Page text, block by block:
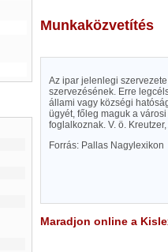
Munkaközvetítés
Az ipar jelenlegi
szervezésének. Erre
állami vagy községi
ügyét, főleg maguk a
foglalkoznak. V. ö.
Forrás: Pallas Nagylexikon
Maradjon online a